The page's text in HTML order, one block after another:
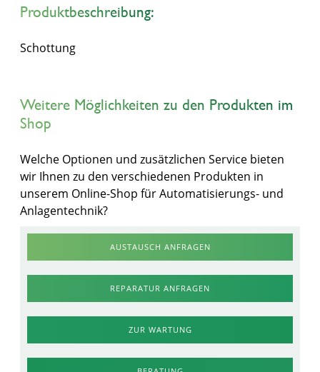
Produktbeschreibung:
Schottung
Weitere Möglichkeiten zu den Produkten im
Shop
Welche Optionen und zusätzlichen Service bieten
wir Ihnen zu den verschiedenen Produkten in
unserem Online-Shop für Automatisierungs- und
Anlagentechnik?
AUSTAUSCH ANFRAGEN
REPARATUR ANFRAGEN
ZUR WARTUNG